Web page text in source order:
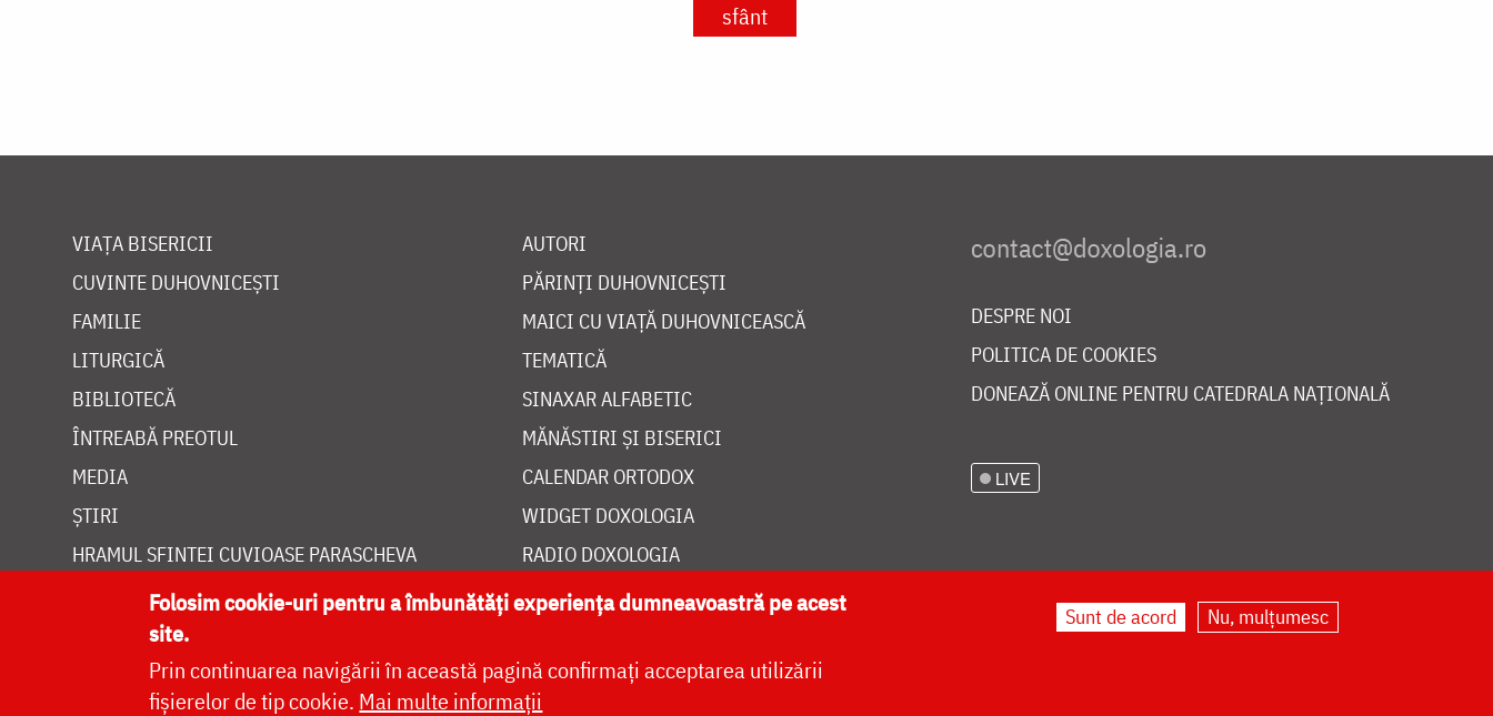
sfânt
VIAȚA BISERICII
CUVINTE DUHOVNICEȘTI
FAMILIE
LITURGICĂ
BIBLIOTECĂ
ÎNTREABĂ PREOTUL
MEDIA
ȘTIRI
HRAMUL SFINTEI CUVIOASE PARASCHEVA
AUTORI
PĂRINȚI DUHOVNICEȘTI
MAICI CU VIAȚĂ DUHOVNICEASCĂ
TEMATICĂ
SINAXAR ALFABETIC
MĂNĂSTIRI ȘI BISERICI
CALENDAR ORTODOX
WIDGET DOXOLOGIA
RADIO DOXOLOGIA
DESPRE NOI
POLITICA DE COOKIES
DONEAZĂ ONLINE PENTRU CATEDRALA NAȚIONALĂ
LIVE
Site dezvoltat de DOXOLOGIA MEDIA
Folosim cookie-uri pentru a îmbunătăți experiența dumneavoastră pe acest
site.
Prin continuarea navigării în această pagină confirmați acceptarea utilizării
fișierelor de tip cookie. Mai multe informații
Sunt de acord Nu, mulțumesc